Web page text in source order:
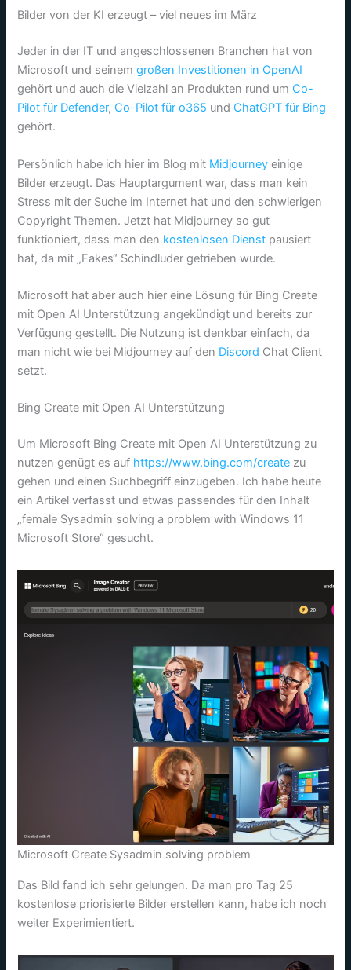
Bilder von der KI erzeugt – viel neues im März
Jeder in der IT und angeschlossenen Branchen hat von
Microsoft und seinemgroßen Investitionen in OpenAI
gehört und auch die Vielzahl an Produkten rund um Co-
Pilot für Defender, Co-Pilot für o365 und ChatGPT für Bing
gehört.
Persönlich habe ich hier im Blog mit Midjourney einige
Bilder erzeugt. Das Hauptargument war, dass man kein
Stress mit der Suche im Internet hat und den schwierigen
Copyright Themen. Jetzt hat Midjourney so gut
funktioniert, dass man den kostenlosen Dienst pausiert
hat, da mit „Fakes“ Schindluder getrieben wurde.
Microsoft hat aber auch hier eine Lösung für Bing Create
mit Open AI Unterstützung angekündigt und bereits zur
Verfügung gestellt. Die Nutzung ist denkbar einfach, da
man nicht wie bei Midjourney auf den Discord Chat Client
setzt.
Bing Create mit Open AI Unterstützung
Um Microsoft Bing Create mit Open AI Unterstützung zu
nutzen genügt es auf https://www.bing.com/create zu
gehen und einen Suchbegriff einzugeben. Ich habe heute
ein Artikel verfasst und etwas passendes für den Inhalt
„female Sysadmin solving a problem with Windows 11
Microsoft Store“ gesucht.
Microsoft Create Sysadmin solving problem
Das Bild fand ich sehr gelungen. Da man pro Tag 25
kostenlose priorisierte Bilder erstellen kann, habe ich noch
weiter Experimientiert.